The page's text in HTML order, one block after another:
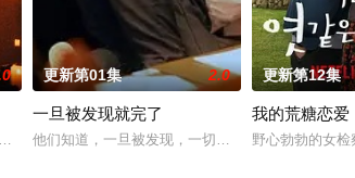
，两个孤独的人因机缘巧合相遇。一人背负过往伤痕
更新第01集 2.0
一旦被发现就完了
他们知道，一旦被发现，一切都会结束。 一对高
更新第12集
我的荒糖恋爱
野心勃勃的女